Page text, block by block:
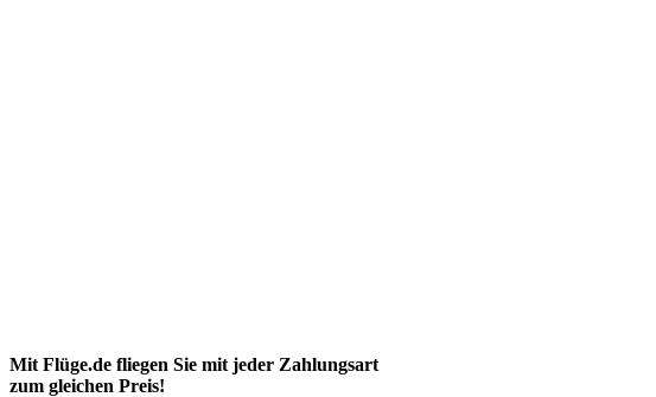
Mit Flüge.de fliegen Sie mit jeder Zahlungsart
zum gleichen Preis!